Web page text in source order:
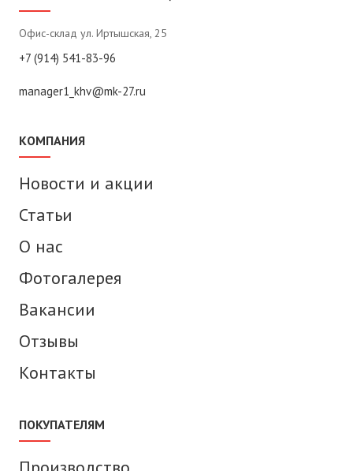
Офис-склад ул. Иртышская, 25
+7 (914) 541-83-96
manager1_khv@mk-27.ru
КОМПАНИЯ
Новости и акции
Статьи
О нас
Фотогалерея
Вакансии
Отзывы
Контакты
ПОКУПАТЕЛЯМ